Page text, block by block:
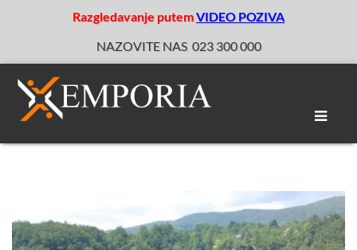
Razgledavanje putemVIDEO POZIVA
NAZOVITE NAS 023 300 000
Toggle